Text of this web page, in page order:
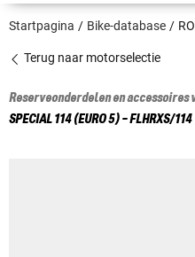
Startpagina Bike-database
Terug naar motorselectie
Reserveonderdelen en accessoires
SPECIAL 114 (EURO 5) - FLHRXS/114